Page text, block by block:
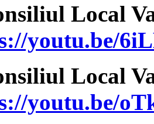
Local
youtu.be/
Local
youtu.be/